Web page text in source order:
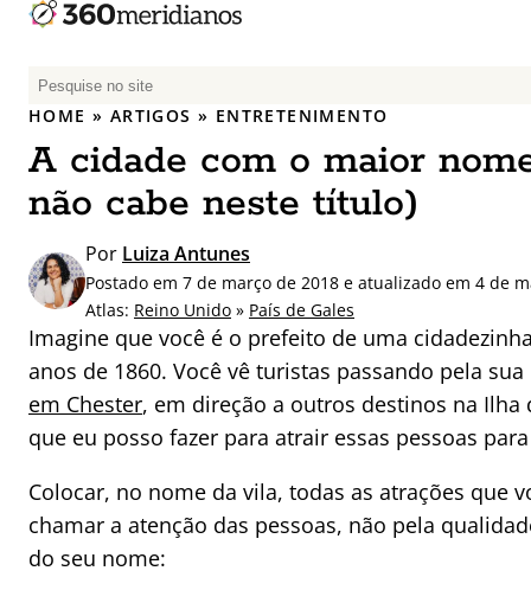
P
e
q
u
i
a
r
p
o
:
HOME » ARTIGOS » ENTRETENIMENTO
A cidade com o maior
não cabe neste título)
Por Luiza Antunes
Postado em 7 de março de 2018 e atualizado em 4 de
Atlas: Reino Unido » País de Gales
Imagine que você é o prefeito de uma
anos de 1860. Você vê turistas passando pela
em Chester, em direção a outros destinos na Ilha
que eu posso fazer para atrair essas pessoas
Colocar, no nome da vila, todas as atrações que
chamar a atenção das pessoas, não pela
do seu nome: